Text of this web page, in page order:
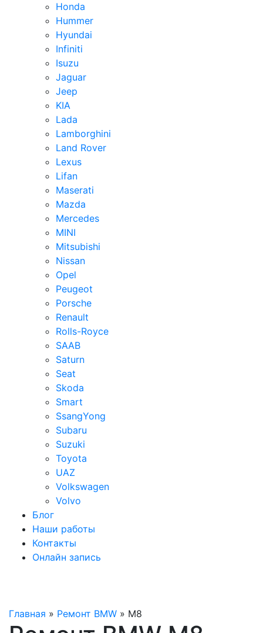
Honda
Hummer
Hyundai
Infiniti
Isuzu
Jaguar
Jeep
KIA
Lada
Lamborghini
Land Rover
Lexus
Lifan
Maserati
Mazda
Mercedes
MINI
Mitsubishi
Nissan
Opel
Peugeot
Porsche
Renault
Rolls-Royce
SAAB
Saturn
Seat
Skoda
Smart
SsangYong
Subaru
Suzuki
Toyota
UAZ
Volkswagen
Volvo
Блог
Наши работы
Контакты
Онлайн запись
Главная » Ремонт BMW » M8